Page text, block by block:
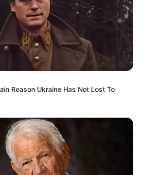
7 Potret
Reason Ukraine Has Not Lost To